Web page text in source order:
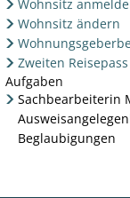
Wohnsitz
Wohnsitz ändern
Zweiten
Aufgaben
Sachbearbeiterin
Beglaubigungen